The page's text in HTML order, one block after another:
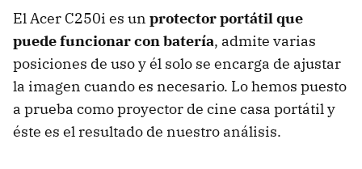
El Acer C250i es un protector portátil que
puede funcionar con batería, admite varias
posiciones de uso y él solo se encarga de ajustar
la imagen cuando es necesario. Lo hemos puesto
a prueba como proyector de cine casa portátil y
éste es el resultado de nuestro análisis.